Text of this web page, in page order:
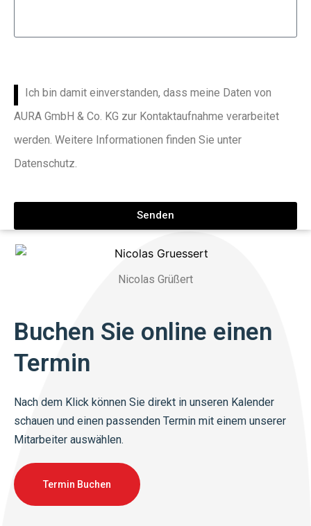
Ich bin damit einverstanden, dass meine Daten von
AURA GmbH & Co. KG zur Kontaktaufnahme verarbeitet
werden. Weitere Informationen finden Sie unter
Datenschutz.
Senden
Nicolas Grüßert
Buchen Sie online einen
Termin
Nach dem Klick können Sie direkt in unseren Kalender
schauen und einen passenden Termin mit einem unserer
Mitarbeiter auswählen.
Termin Buchen